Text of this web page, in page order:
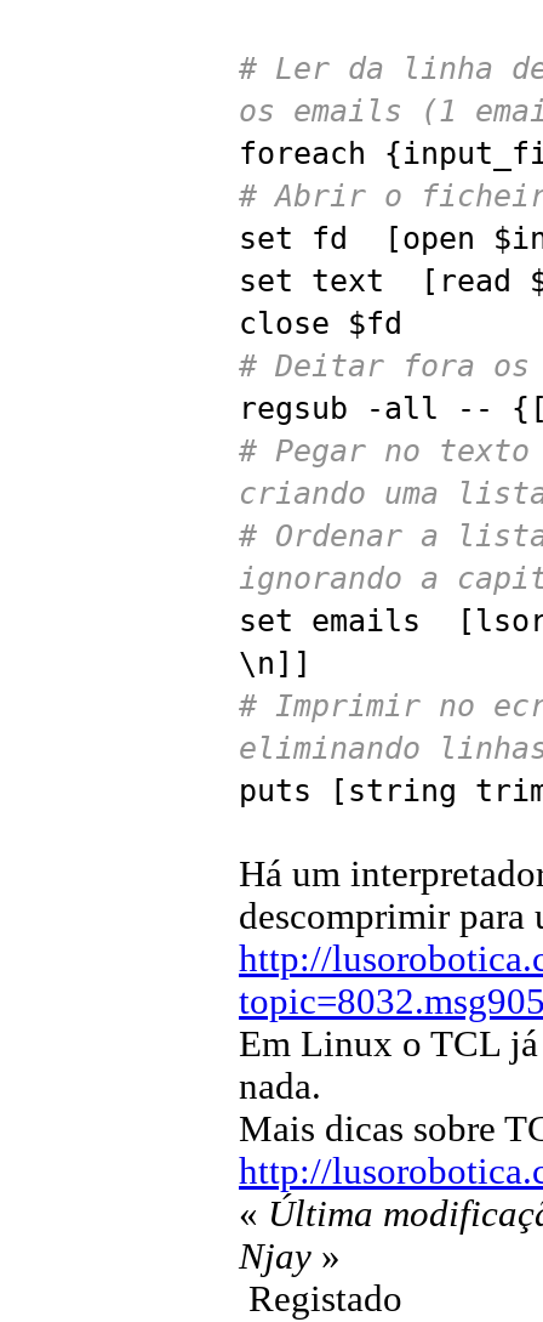
# Ler da linha de
os emails (1
foreach
# Abrir o
set fd [open
set text [read
close $fd
# Deitar fora os
regsub -all --
# Pegar no
criando uma
# Ordenar a
ignorando a
set emails
\n]]
# Imprimir no
eliminando
puts [string
Há um
descomprimir para
http://
Em Linux o TCL já
nada.
Mais dicas sobre
http://
« Última
Njay »
Registado